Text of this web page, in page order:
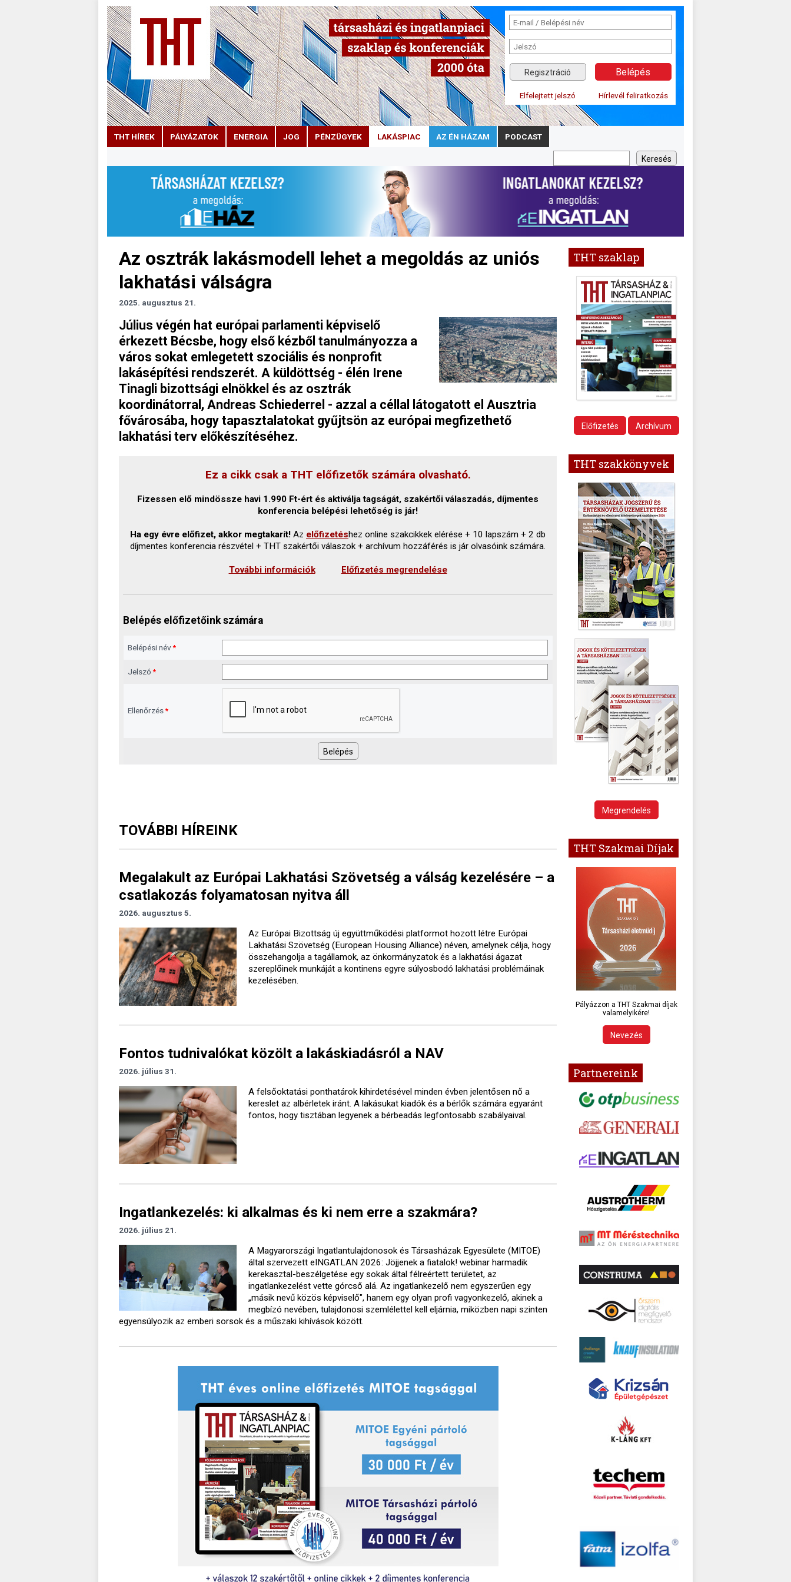
Regisztráció
Elfelejtett jelszó Hírlevél feliratkozás
THT HÍREK PÁLYÁZATOK ENERGIA JOG PÉNZÜGYEK LAKÁSPIAC AZ ÉN HÁZAM PODCAST
Az osztrák lakásmodell lehet a megoldás az uniós
lakhatási válságra
2025. augusztus 21.
Július végén hat európai parlamenti képviselő
érkezett Bécsbe, hogy első kézből tanulmányozza a
város sokat emlegetett szociális és nonprofit
lakásépítési rendszerét. A küldöttség - élén Irene
Tinagli bizottsági elnökkel és az osztrák
koordinátorral, Andreas Schiederrel - azzal a céllal látogatott el Ausztria
fővárosába, hogy tapasztalatokat gyűjtsön az európai megfizethető
lakhatási terv előkészítéséhez.
Ez a cikk csak a THT előfizetők számára olvasható.
Fizessen elő mindössze havi 1.990 Ft-ért és aktiválja tagságát, szakértői válaszadás, díjmentes
konferencia belépési lehetőség is jár!
Ha egy évre előfizet, akkor megtakarít! Az előfizetéshez online szakcikkek elérése + 10 lapszám + 2 db
díjmentes konferencia részvétel + THT szakértői válaszok + archívum hozzáférés is jár olvasóink számára.
További információk Előfizetés megrendelése
Belépés előfizetőink számára
Belépési név *
Jelszó *
Ellenőrzés *
TOVÁBBI HÍREINK
Megalakult az Európai Lakhatási Szövetség a válság kezelésére – a
csatlakozás folyamatosan nyitva áll
2026. augusztus 5.
Az Európai Bizottság új együttműködési platformot hozott létre Európai
Lakhatási Szövetség (European Housing Alliance) néven, amelynek célja, hogy
összehangolja a tagállamok, az önkormányzatok és a lakhatási ágazat
szereplőinek munkáját a kontinens egyre súlyosbodó lakhatási problémáinak
kezelésében.
Fontos tudnivalókat közölt a lakáskiadásról a NAV
2026. július 31.
A felsőoktatási ponthatárok kihirdetésével minden évben jelentősen nő a
kereslet az albérletek iránt. A lakásukat kiadók és a bérlők számára egyaránt
fontos, hogy tisztában legyenek a bérbeadás legfontosabb szabályaival.
Ingatlankezelés: ki alkalmas és ki nem erre a szakmára?
2026. július 21.
A Magyarországi Ingatlantulajdonosok és Társasházak Egyesülete (MITOE)
által szervezett eINGATLAN 2026: Jöjjenek a fiatalok! webinar harmadik
kerekasztal-beszélgetése egy sokak által félreértett területet, az
ingatlankezelést vette górcső alá. Az ingatlankezelő nem egyszerűen egy
„másik nevű közös képviselő", hanem egy olyan profi vagyonkezelő, akinek a
megbízó nevében, tulajdonosi szemlélettel kell eljárnia, miközben napi szinten
egyensúlyozik az emberi sorsok és a műszaki kihívások között.
THT szaklap
Előfizetés Archívum
THT szakkönyvek
Megrendelés
THT Szakmai Díjak
Pályázzon a THT Szakmai díjak
valamelyikére!
Nevezés
Partnereink